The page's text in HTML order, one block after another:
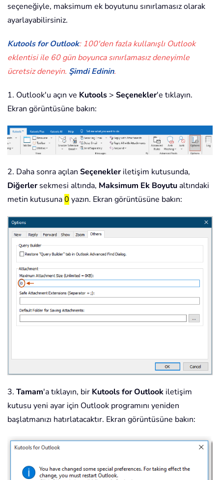
seçeneğiyle, maksimum ek boyutunu sınırlamasız olarak
ayarlayabilirsiniz.
Kutools for Outlook: 100'den fazla kullanışlı Outlook
eklentisi ile 60 gün boyunca sınırlamasız deneyimle
ücretsiz deneyin. Şimdi Edinin.
1. Outlook'u açın ve Kutools > Seçenekler'e tıklayın.
Ekran görüntüsüne bakın:
2. Daha sonra açılan Seçenekleriletişim kutusunda,
Diğerlersekmesi altında, Maksimum Ek Boyutualtındaki
metin kutusuna0 yazın. Ekran görüntüsüne bakın:
3. Tamam'a tıklayın, bir Kutools for Outlook iletişim
kutusu yeni ayar için Outlook programını yeniden
başlatmanızı hatırlatacaktır. Ekran görüntüsüne bakın: